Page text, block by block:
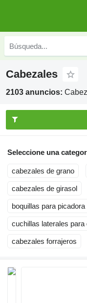
Cabezales
2103 anuncios:
Seleccione una
cabezales de grano
cabezales de girasol
boquillas para
cuchillas laterales para
cabezales forrajeros